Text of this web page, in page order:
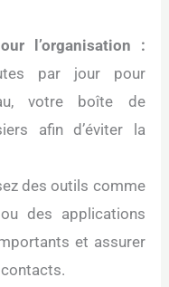
l’organisation :
par jour pour
votre boîte de
afin d’éviter la
des outils comme
des applications
et assurer